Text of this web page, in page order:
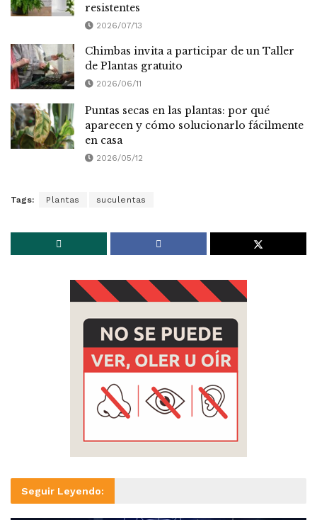
resistentes
2026/07/13
Chimbas invita a participar de un Taller
de Plantas gratuito
2026/06/11
Puntas secas en las plantas: por qué
aparecen y cómo solucionarlo fácilmente
en casa
2026/05/12
Tags: Plantas suculentas
Seguir Leyendo: